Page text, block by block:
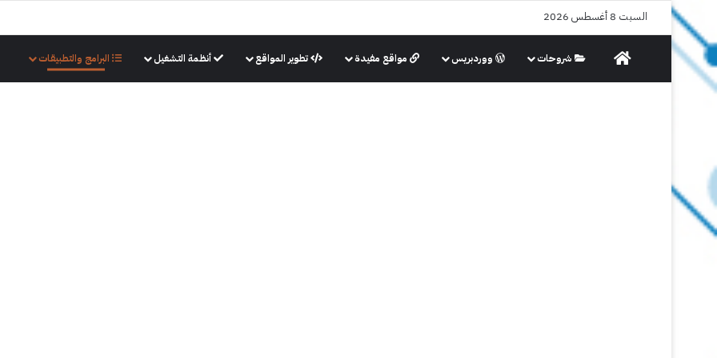
السبت 8 أغسطس 2026
الرئيسية شروحات ووردبريس مواقع مفيدة تطوير المواقع أنظمة التشغيل البرامج والتطبيقات